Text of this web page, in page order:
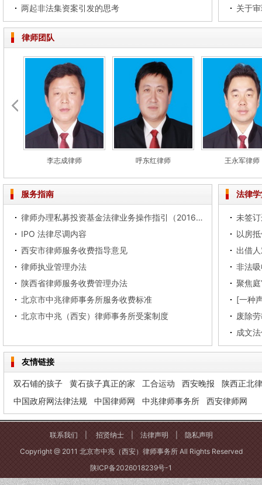
两起非法集资案引发的思考
律师团队
李志成律师 呼东红律师 王永军律师
服务指南
律师办理私募投资基金法律业务操作指引（2016试行）
IPO 法律尽调内容
西安市律师服务收费指导意见
律师执业管理办法
陕西省律师服务收费管理办法
北京市中兆律师事务所服务收费标准
北京市中兆（西安）律师事务所受案制度
法律
未签
出借
非法
聚焦
废除
成文
友情链接
双石铺的孩子 黄石孩子真正的家 工合运动 西安晚报
陕西正北
中国政府网法律法规
中国律师网 中兆律师事务所 西安律师网
联系我们 招贤纳士| 法律声明
隐私声明
Copyright @ 2011 北京市中兆（西安）律师事务所 All Rights Reserved
陕ICP备2026018239号-1